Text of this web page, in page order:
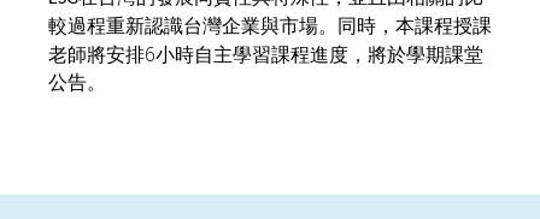
較過程重新認識台灣企業與市場。
同時，本課程授課
老師將安排6小時自主學習課程進度，將於學期課堂
公告。